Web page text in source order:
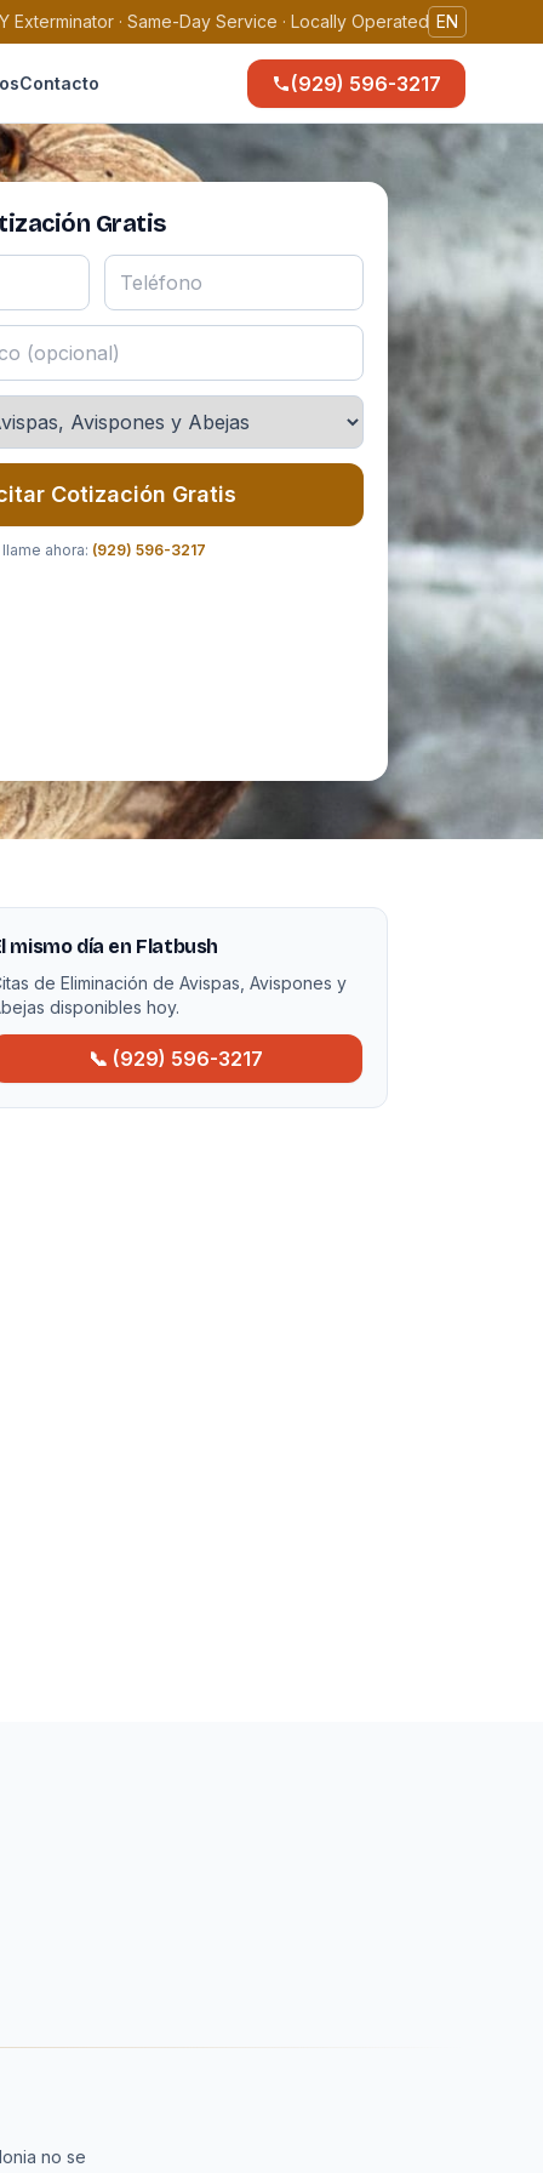
Exterminator · Same-Day Service · Locally Operated EN
Contacto (929) 596-3217
Gratis
Cotización Gratis
llame ahora: (929) 596-3217
mismo día en Flatbush
de Eliminación de Avispas, Avispones y
disponibles hoy.
📞 (929) 596-3217
no se